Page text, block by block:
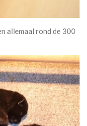
allemaal rond de 300